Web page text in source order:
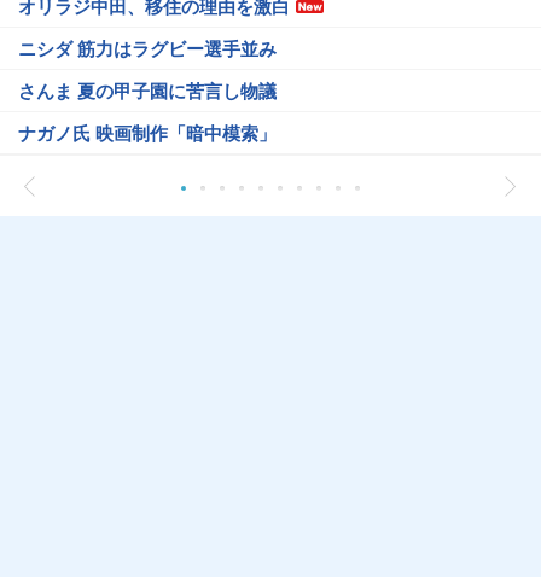
オリラジ中田、移住の理由を激白
ニシダ 筋力はラグビー選手並み
さんま 夏の甲子園に苦言し物議
ナガノ氏 映画制作「暗中模索」